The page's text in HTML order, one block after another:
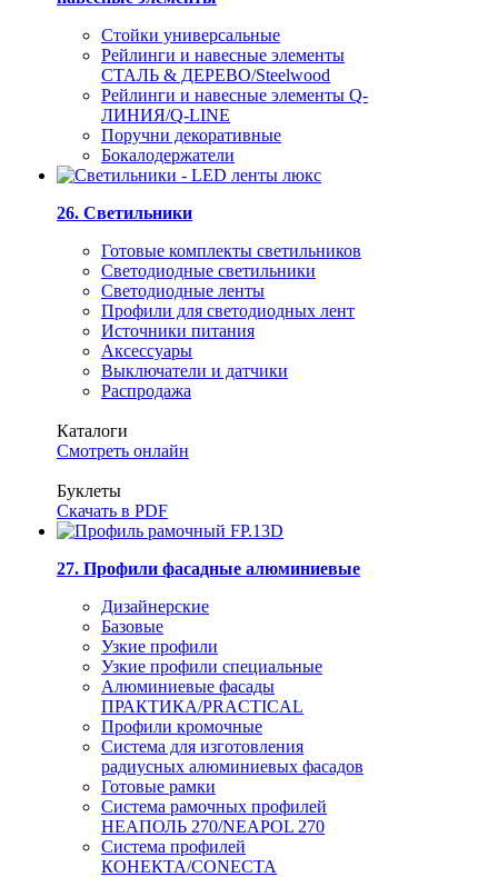
Стойки универсальные
Рейлинги и навесные элементы
СТАЛЬ & ДЕРЕВО/Steelwood
Рейлинги и навесные элементы Q-
ЛИНИЯ/Q-LINE
Поручни декоративные
Бокалодержатели
26. Светильники
Готовые комплекты светильников
Светодиодные светильники
Светодиодные ленты
Профили для светодиодных лент
Источники питания
Аксессуары
Выключатели и датчики
Распродажа
Каталоги
Смотреть онлайн
Буклеты
Скачать в PDF
27. Профили фасадные алюминиевые
Дизайнерские
Базовые
Узкие профили
Узкие профили специальные
Алюминиевые фасады
ПРАКТИКА/PRACTICAL
Профили кромочные
Система для изготовления
радиусных алюминиевых фасадов
Готовые рамки
Система рамочных профилей
НЕАПОЛЬ 270/NEAPOL 270
Система профилей
КОНЕКТА/CONECTA